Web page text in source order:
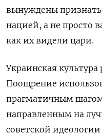
вынуждены
нацией, а не просто
как их видели цари.
Украинская культура
Поощрение
прагматичным
направленным на
советской